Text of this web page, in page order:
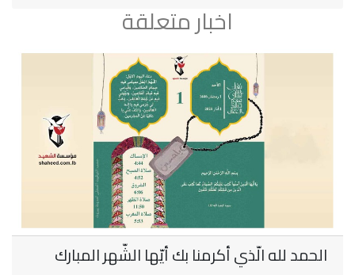
اخبار متعلقة
الحمد لله الّذي أكرمنا بك أيّها الشّهر المبارك